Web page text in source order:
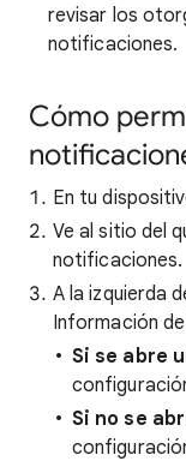
revisar los
notificaciones.
Cómo
En tu
Ve al sitio del
notificaciones.
A la izquierda
Información
Si se abre
Si no se